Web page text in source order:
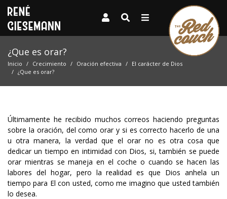
¿Que es orar?
Inicio Crecimiento Oración efectiva
El carácter de Dios
¿Que es orar?
Últimamente he recibido muchos correos haciendo preguntas
sobre la oración, del como orar y si es correcto hacerlo de una
u otra manera, la verdad que el orar no es otra cosa que
dedicar un tiempo en intimidad con Dios, si, también se puede
orar mientras se maneja en el coche o cuando se hacen las
labores del hogar, pero la realidad es que Dios anhela un
tiempo para El con usted, como me imagino que usted también
lo desea.